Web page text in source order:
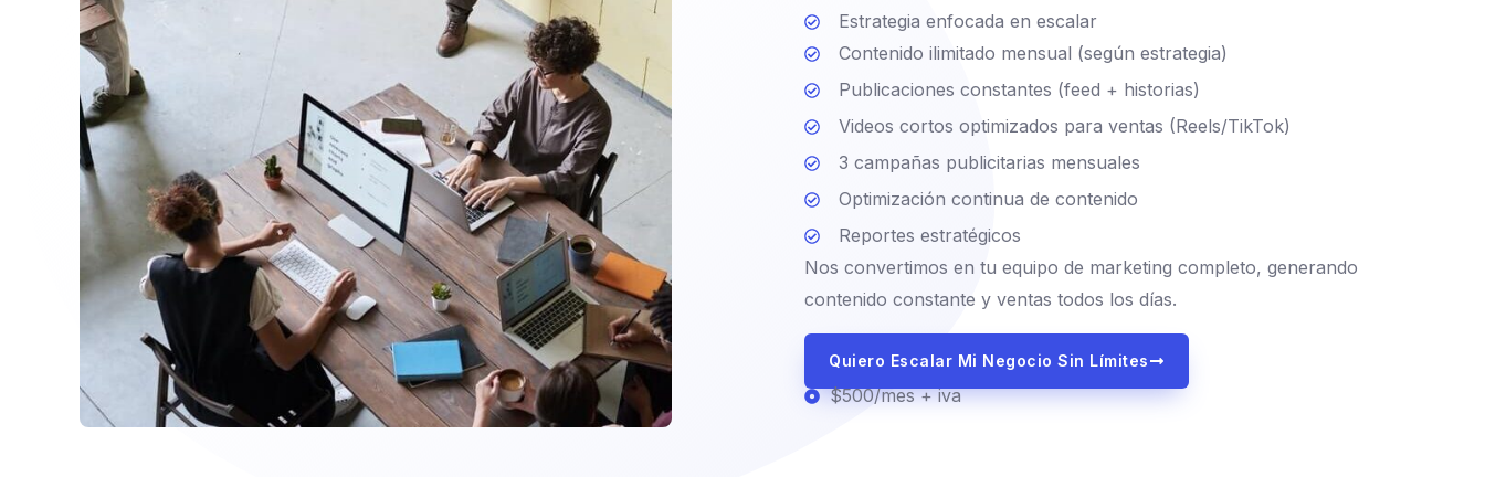
Estrategia enfocada en escalar
Contenido ilimitado mensual (según estrategia)
Publicaciones constantes (feed + historias)
Videos cortos optimizados para ventas (Reels/TikTok)
3 campañas publicitarias mensuales
Optimización continua de contenido
Reportes estratégicos
Nos convertimos en tu equipo de marketing completo, generando
contenido constante y ventas todos los días.
Quiero Escalar Mi Negocio Sin Límites
$500/mes + iva